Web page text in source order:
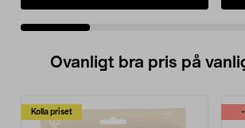
Ovanligt bra pris på
Kolla priset -